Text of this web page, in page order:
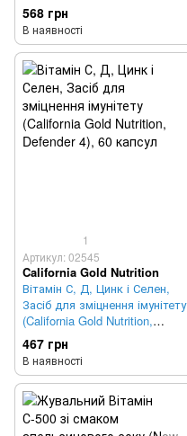
568 грн
В наявності
1
Артикул: 02545
California Gold Nutrition
Вітамін С, Д, Цинк і Селен,
Засіб для зміцнення імунітету
(California Gold Nutrition,
Defender 4), 60 капсул
467 грн
В наявності